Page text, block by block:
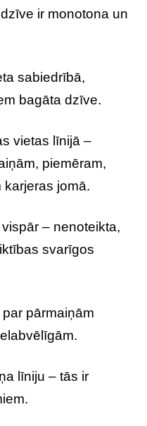
ir monotona un
sabiedrībā,
bagāta dzīve.
vietas līnijā –
piemēram,
jomā.
– nenoteikta,
svarīgos
pārmaiņām
līniju – tās ir